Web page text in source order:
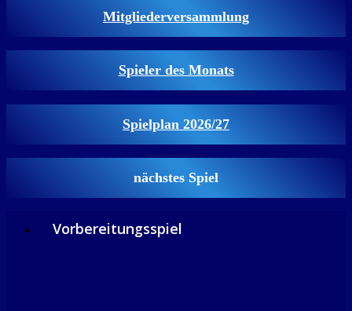
Mitgliederversammlung
Spieler des Monats
Spielplan 2026/27
nächstes Spiel
Vorbereitungsspiel